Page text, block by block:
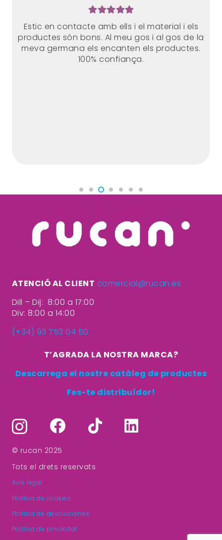
Estic en contacte amb ells i el material i els
productes són bons. Al meu gos i al gos de la
meva germana els encanten els productes.
100% confiança.
ATENCIÓ AL CLIENT comercial@rucan.es
Dill – Dij: 8:00 a 17:00
Div: 8:00 a 14:00
(+34) 93 753 04 50
T’AGRADA LA NOSTRA MARCA?
Descarrega el nostre catàleg de productes
Fes-te distribuïdor!
© rucan 2025
Tots el drets reservats
Avís legal
Política de cookies
Política de devoluciones
Política de privacitat